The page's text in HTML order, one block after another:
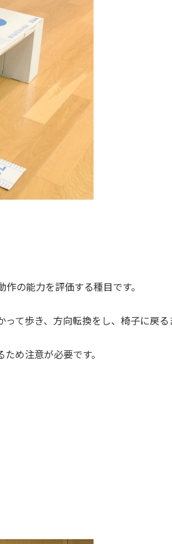
の能力を評価する種目です。
て歩き、方向転換をし、椅子に戻る
め注意が必要です。